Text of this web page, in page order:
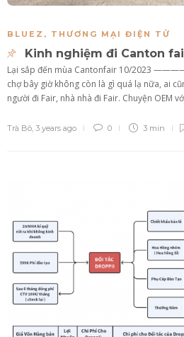
BLUEZ , THƯƠNG MẠI ĐIỆN TỬ
Kinh nghiệm đi Canton
Lại sắp đến mùa Cantonfair 10/2023
chợ bây giờ không còn là gì quá lạ nữa, ai
người đi Fair, nhà nhà đi Fair. Chuyện OEM
Trà Bô, 3 years ago 0 3 min